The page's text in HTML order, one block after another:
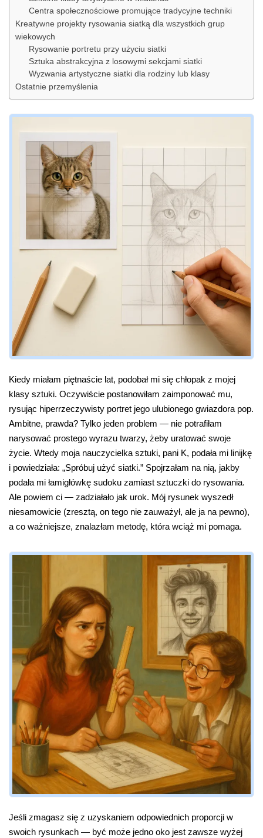
Centra społecznościowe promujące tradycyjne techniki
Kreatywne projekty rysowania siatką dla wszystkich grup
wiekowych
Rysowanie portretu przy użyciu siatki
Sztuka abstrakcyjna z losowymi sekcjami siatki
Wyzwania artystyczne siatki dla rodziny lub klasy
Ostatnie przemyślenia
Kiedy miałam piętnaście lat, podobał mi się chłopak z mojej
klasy sztuki. Oczywiście postanowiłam zaimponować mu,
rysując hiperrzeczywisty portret jego ulubionego gwiazdora pop.
Ambitne, prawda? Tylko jeden problem — nie potrafiłam
narysować prostego wyrazu twarzy, żeby uratować swoje
życie. Wtedy moja nauczycielka sztuki, pani K, podała mi linijkę
i powiedziała: „Spróbuj użyć siatki.” Spojrzałam na nią, jakby
podała mi łamigłówkę sudoku zamiast sztuczki do rysowania.
Ale powiem ci — zadziałało jak urok. Mój rysunek wyszedł
niesamowicie (zresztą, on tego nie zauważył, ale ja na pewno),
a co ważniejsze, znalazłam metodę, która wciąż mi pomaga.
Jeśli zmagasz się z uzyskaniem odpowiednich proporcji w
swoich rysunkach — być może jedno oko jest zawsze wyżej